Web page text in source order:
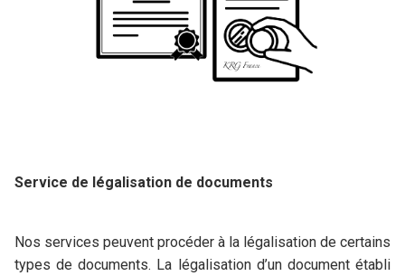
Service de légalisation de documents
Nos services peuvent procéder à la légalisation de certains
types de documents. La légalisation d’un document établi